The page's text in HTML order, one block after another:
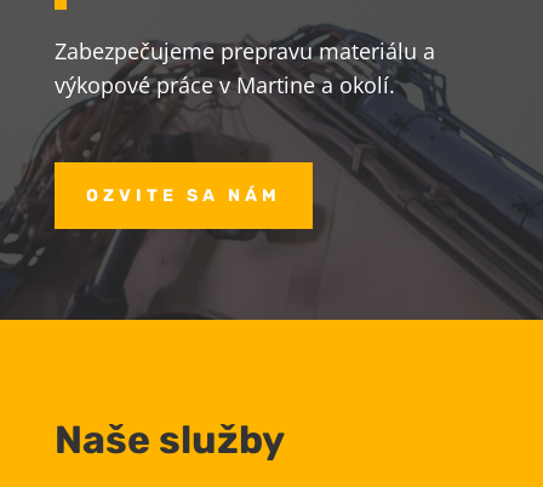
Zabezpečujeme prepravu materiálu a
výkopové práce v Martine a okolí.
OZVITE SA NÁM
Naše služby